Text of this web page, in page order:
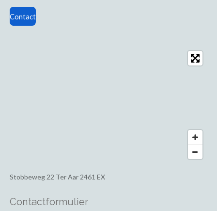
Contact
Stobbeweg 22 Ter Aar 2461 EX
Contactformulier